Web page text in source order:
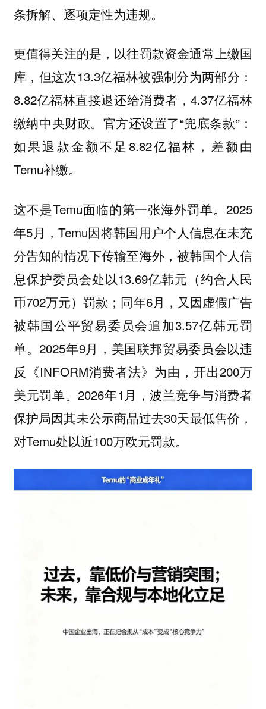
条拆解、逐项定性为违规。
更值得关注的是，以往罚款资金通常上缴国
库，但这次13.3亿福林被强制分为两部分：
8.82亿福林直接退还给消费者，4.37亿福林
缴纳中央财政。官方还设置了“兜底条款”：
如果退款金额不足8.82亿福林，差额由
Temu补缴。
这不是Temu面临的第一张海外罚单。2025
年5月，Temu因将韩国用户个人信息在未充
分告知的情况下传输至海外，被韩国个人信
息保护委员会处以13.69亿韩元（约合人民
币702万元）罚款；同年6月，又因虚假广告
被韩国公平贸易委员会追加3.57亿韩元罚
单。2025年9月，美国联邦贸易委员会以违
反《INFORM消费者法》为由，开出200万
美元罚单。2026年1月，波兰竞争与消费者
保护局因其未公示商品过去30天最低售价，
对Temu处以近100万欧元罚款。